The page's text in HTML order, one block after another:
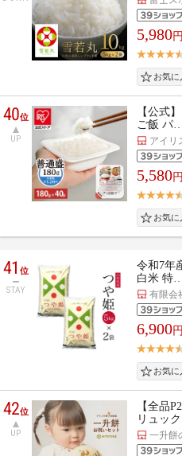
5,980円
40位
UP
【公式
ご飯 パ…
アイリ
5,580円
41位
STAY
令和7年
白米 特…
有限会
6,900円
42位
UP
【全品
リュッ
一升餅